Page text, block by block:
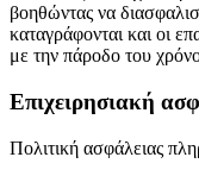
βοηθώντας να
καταγράφονται και οι
με την πάροδο του
Επιχειρησιακή
Πολιτική ασφάλειας